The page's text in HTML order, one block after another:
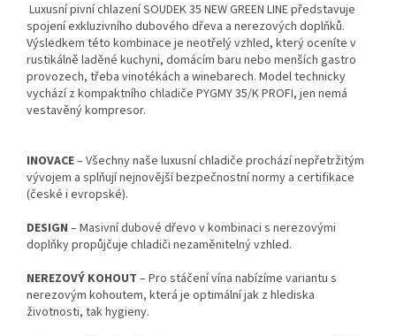
Luxusní pivní chlazení SOUDEK 35 NEW GREEN LINE představuje
spojení exkluzivního dubového dřeva a nerezových doplňků.
Výsledkem této kombinace je neotřelý vzhled, který oceníte v
rustikálně laděné kuchyni, domácím baru nebo menších gastro
provozech, třeba vinotékách a winebarech. Model technicky
vychází z kompaktního chladiče PYGMY 35/K PROFI, jen nemá
vestavěný kompresor.
INOVACE– Všechny naše luxusní chladiče prochází nepřetržitým
vývojem a splňují nejnovější bezpečnostní normy a certifikace
(české i evropské).
DESIGN – Masivní dubové dřevo v kombinaci s nerezovými
doplňky propůjčuje chladiči nezaměnitelný vzhled.
NEREZOVÝ KOHOUT – Pro stáčení vína nabízíme variantu s
nerezovým kohoutem, která je optimální jak z hlediska
životnosti, tak hygieny.